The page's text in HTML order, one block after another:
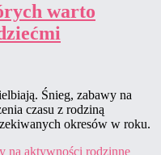
warto
Śnieg, zabawy na
czasu z rodziną
okresów w roku.